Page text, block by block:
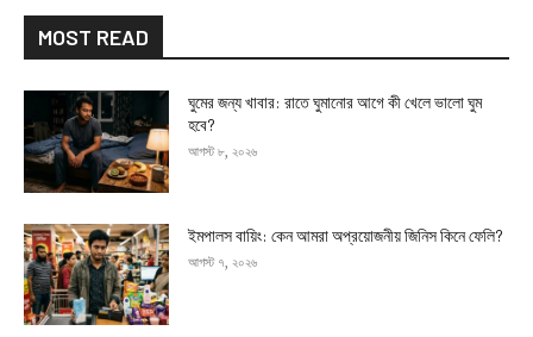
MOST READ
ঘুমের জন্য খাবার: রাতে ঘুমানোর আগে কী খেলে ভালো ঘুম
হবে?
আগস্ট ৮, ২০২৬
ইমপালস বায়িং: কেন আমরা অপ্রয়োজনীয় জিনিস কিনে ফেলি?
আগস্ট ৭, ২০২৬